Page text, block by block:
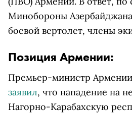
Минобороны
боевой вертолет, члены
Позиция Армении:
Премьер-министр
заявил, что нападение на
Нагорно-Карабахскую